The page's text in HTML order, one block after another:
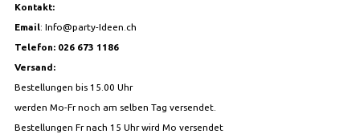
Kontakt:
Email: Info@party-Ideen.ch
Telefon: 026 673 1186
Versand:
Bestellungen bis 15.00 Uhr
werden Mo-Fr noch am selben Tag versendet.
Bestellungen Fr nach 15 Uhr wird Mo versendet